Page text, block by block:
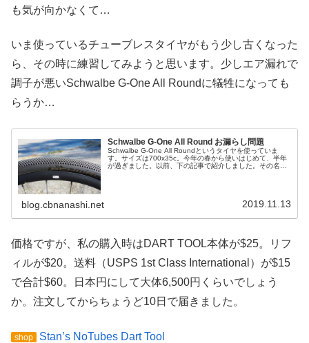
も気が向かなくて…
いま使っているチューブレスタイヤがもう少し古くなった
ら、その時に練習してみようと思います。少しエア漏れで
調子が悪いSchwalbe G-One All Roundに犠牲になっても
らうか…
Schwalbe G-One All Round お漏らし問題
Schwalbe G-One All Roundというタイヤを使っていま
す。サイズは700x35c。今年の春から使いはじめて、半年
が過ぎました。以前、下の記事で紹介しました。その名の
blog.cbnanashi.net 2019.11.13
価格ですが、私の購入時はDART TOOL本体が$25。リフ
ィルが$20。送料（USPS 1st Class International）が$15
で合計$60。日本円にして大体6,500円くらいでしょう
か。注文してからちょうど10日で届きました。
shop Stan’s NoTubes Dart Tool